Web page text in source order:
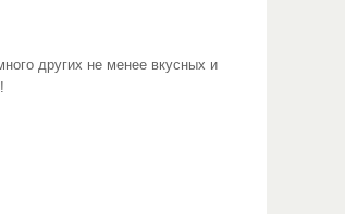
других не менее вкусных и